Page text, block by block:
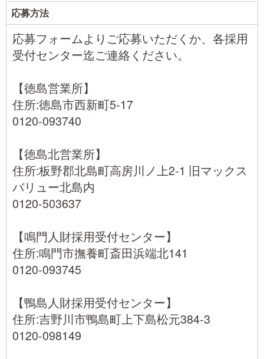
応募方法
応募フォームよりご応募いただくか、各採用
受付センター迄ご連絡ください。
【徳島営業所】
住所:徳島市西新町5-17
0120-093740
【徳島北営業所】
住所:板野郡北島町高房川ノ上2-1 旧マックス
バリュー北島内
0120-503637
【鳴門人財採用受付センター】
住所:鳴門市撫養町斎田浜端北141
0120-093745
【鴨島人財採用受付センター】
住所:吉野川市鴨島町上下島松元384-3
0120-098149